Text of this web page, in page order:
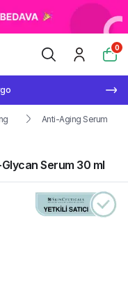
0
Anti-Aging Serum
Serum 30 ml